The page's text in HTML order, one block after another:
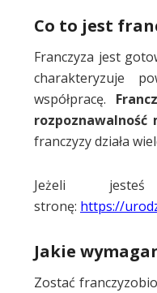
Co to jest
Franczyza jest
charakteryzuje
współpracę.
rozpoznawalność
franczyzy działa
Jeżeli jesteś
stronę: https://
Jakie
Zostać